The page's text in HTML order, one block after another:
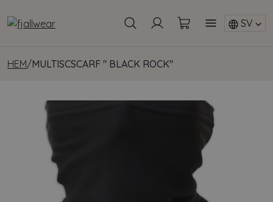
SV
HEM/MULTISCSCARF " BLACK ROCK"